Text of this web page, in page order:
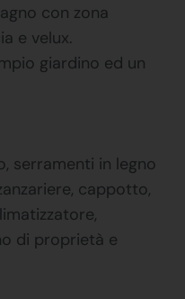
con zona
e velux.
giardino ed un
serramenti in legno
cappotto,
di proprietà e